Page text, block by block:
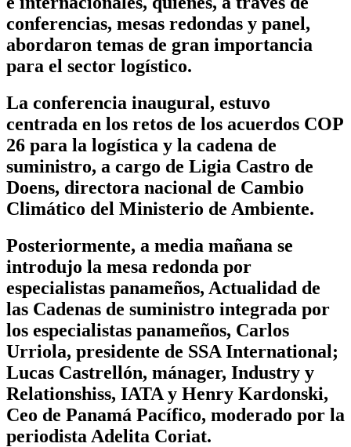
conferencias, mesas redondas y panel,
abordaron temas de gran importancia
para el sector logístico.
La conferencia inaugural, estuvo
centrada en los retos de los acuerdos COP
26 para la logística y la cadena de
suministro, a cargo de Ligia Castro de
Doens, directora nacional de Cambio
Climático del Ministerio de Ambiente.
Posteriormente, a media mañana se
introdujo la mesa redonda por
especialistas panameños, Actualidad de
las Cadenas de suministro integrada por
los especialistas panameños, Carlos
Urriola, presidente de SSA International;
Lucas Castrellón, mánager, Industry y
Relationshiss, IATA y Henry Kardonski,
Ceo de Panamá Pacífico, moderado por la
periodista Adelita Coriat.